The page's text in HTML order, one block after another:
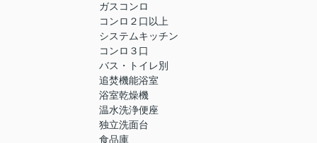
ガスコンロ
コンロ２口以上
システムキッチン
コンロ３口
バス・トイレ別
追焚機能浴室
浴室乾燥機
温水洗浄便座
独立洗面台
食品庫